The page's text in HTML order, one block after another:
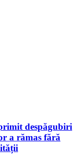
despăgubiri
a rămas fără